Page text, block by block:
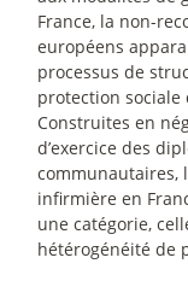
France, la non-
européens
processus de
protection
Construites en
d’exercice des
communautaires,
infirmière en
une catégorie,
hétérogénéité de